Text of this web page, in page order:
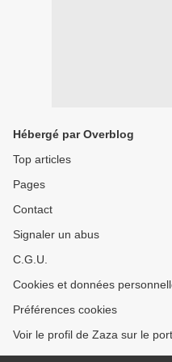
Hébergé par Overblog
Top articles
Pages
Contact
Signaler un abus
C.G.U.
Cookies et données
Préférences cookies
Voir le profil de Zaza sur le